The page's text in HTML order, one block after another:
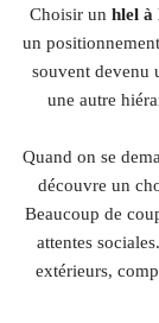
Choisir un hlel à
un
souvent devenu
une autre
Quand on se
découvre un
Beaucoup de
attentes
extérieurs,